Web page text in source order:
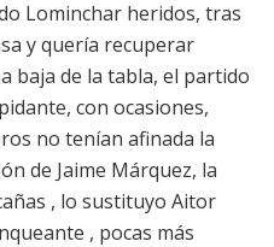
Lominchar heridos, tras
y quería recuperar
baja de la tabla, el partido
con ocasiones,
no tenían afinada la
de Jaime Márquez, la
, lo sustituyo Aitor
, pocas más